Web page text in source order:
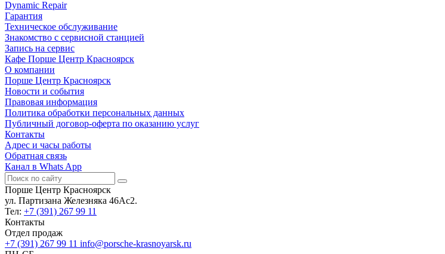
Dynamic Repair
Гарантия
Техническое обслуживание
Знакомство с сервисной станцией
Запись на сервис
Кафе Порше Центр Красноярск
О компании
Порше Центр Красноярск
Новости и события
Правовая информация
Политика обработки персональных данных
Публичный договор-оферта по оказанию услуг
Контакты
Адрес и часы работы
Обратная связь
Канал в Whats App
Порше Центр Красноярск
ул. Партизана Железняка 46Ас2.
Тел: +7 (391) 267 99 11
Контакты
Отдел продаж
+7 (391) 267 99 11 info@porsche-krasnoyarsk.ru